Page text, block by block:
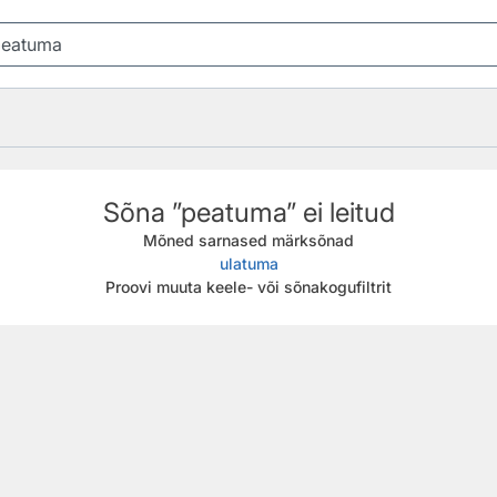
Sõna ”peatuma” ei leitud
Mõned sarnased märksõnad
ulatuma
Proovi muuta keele- või sõnakogufiltrit